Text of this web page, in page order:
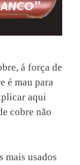
á força de
é mau para
aqui
cobre não
mais usados